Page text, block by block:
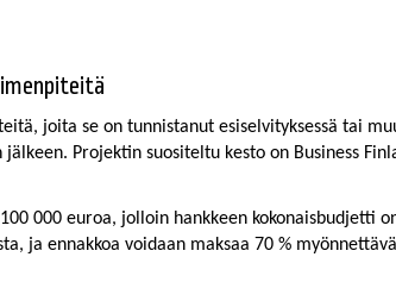
joita se on tunnistanut esiselvityksessä tai
Projektin suositeltu kesto on Business
000 euroa, jolloin hankkeen kokonaisbudjetti
ja ennakkoa voidaan maksaa 70 %